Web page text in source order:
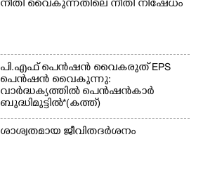
നീതി വൈകുന്നതിലെ നീതി നിഷേധം
പി.എഫ് പെൻഷൻ വൈകരുത് EPS
പെൻഷൻ വൈകുന്നു:
വാർദ്ധക്യത്തിൽ പെൻഷൻകാർ
ബുദ്ധിമുട്ടിൽ*(കത്ത്)
ശാശ്വതമായ ജീവിതദർശനം